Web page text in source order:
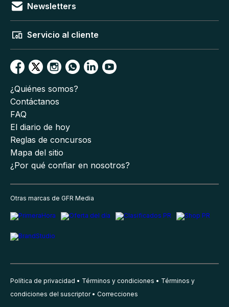
Newsletters
Servicio al cliente
¿Quiénes somos?
Contáctanos
FAQ
El diario de hoy
Reglas de concursos
Mapa del sitio
¿Por qué confiar en nosotros?
Otras marcas de GFR Media
Política de privacidad Términos y condiciones
Términos y
condiciones del suscriptor
Correcciones